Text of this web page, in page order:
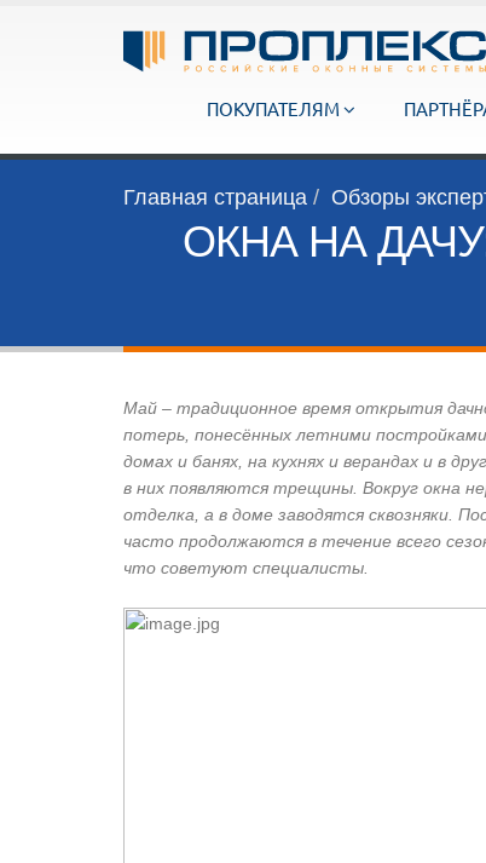
ПОКУПАТЕЛЯМ
Главная страница Обзоры
ОКНА НА
Май – традиционное время открытия
потерь, понесённых летними
домах и банях, на кухнях и верандах и в
в них появляются трещины. Вокруг окна
отделка, а в доме заводятся сквозняки.
часто продолжаются в течение всего
что советуют специалисты.